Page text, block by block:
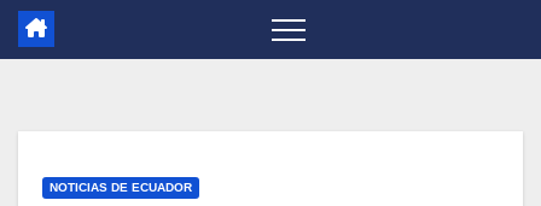
NOTICIAS DE ECUADOR